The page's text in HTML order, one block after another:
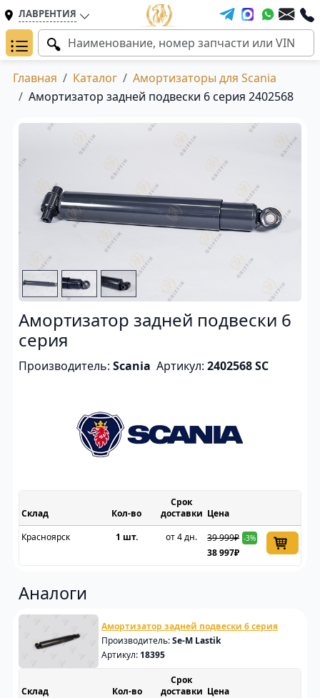
ЛАВРЕНТИЯ
Главная Каталог
Амортизаторы для Scania
Амортизатор задней подвески 6 серия 2402568
Амортизатор задней подвески 6
серия
Производитель: Scania Артикул: 2402568 SC
Склад
Срок
доставки Цена
Красноярск
1 шт. от 4 дн. 39 999₽ -3%
38 997₽
Аналоги
Амортизатор задней подвески 6 серия
Производитель:Se-M Lastik
Артикул: 18395
Склад
Срок
доставки Цена